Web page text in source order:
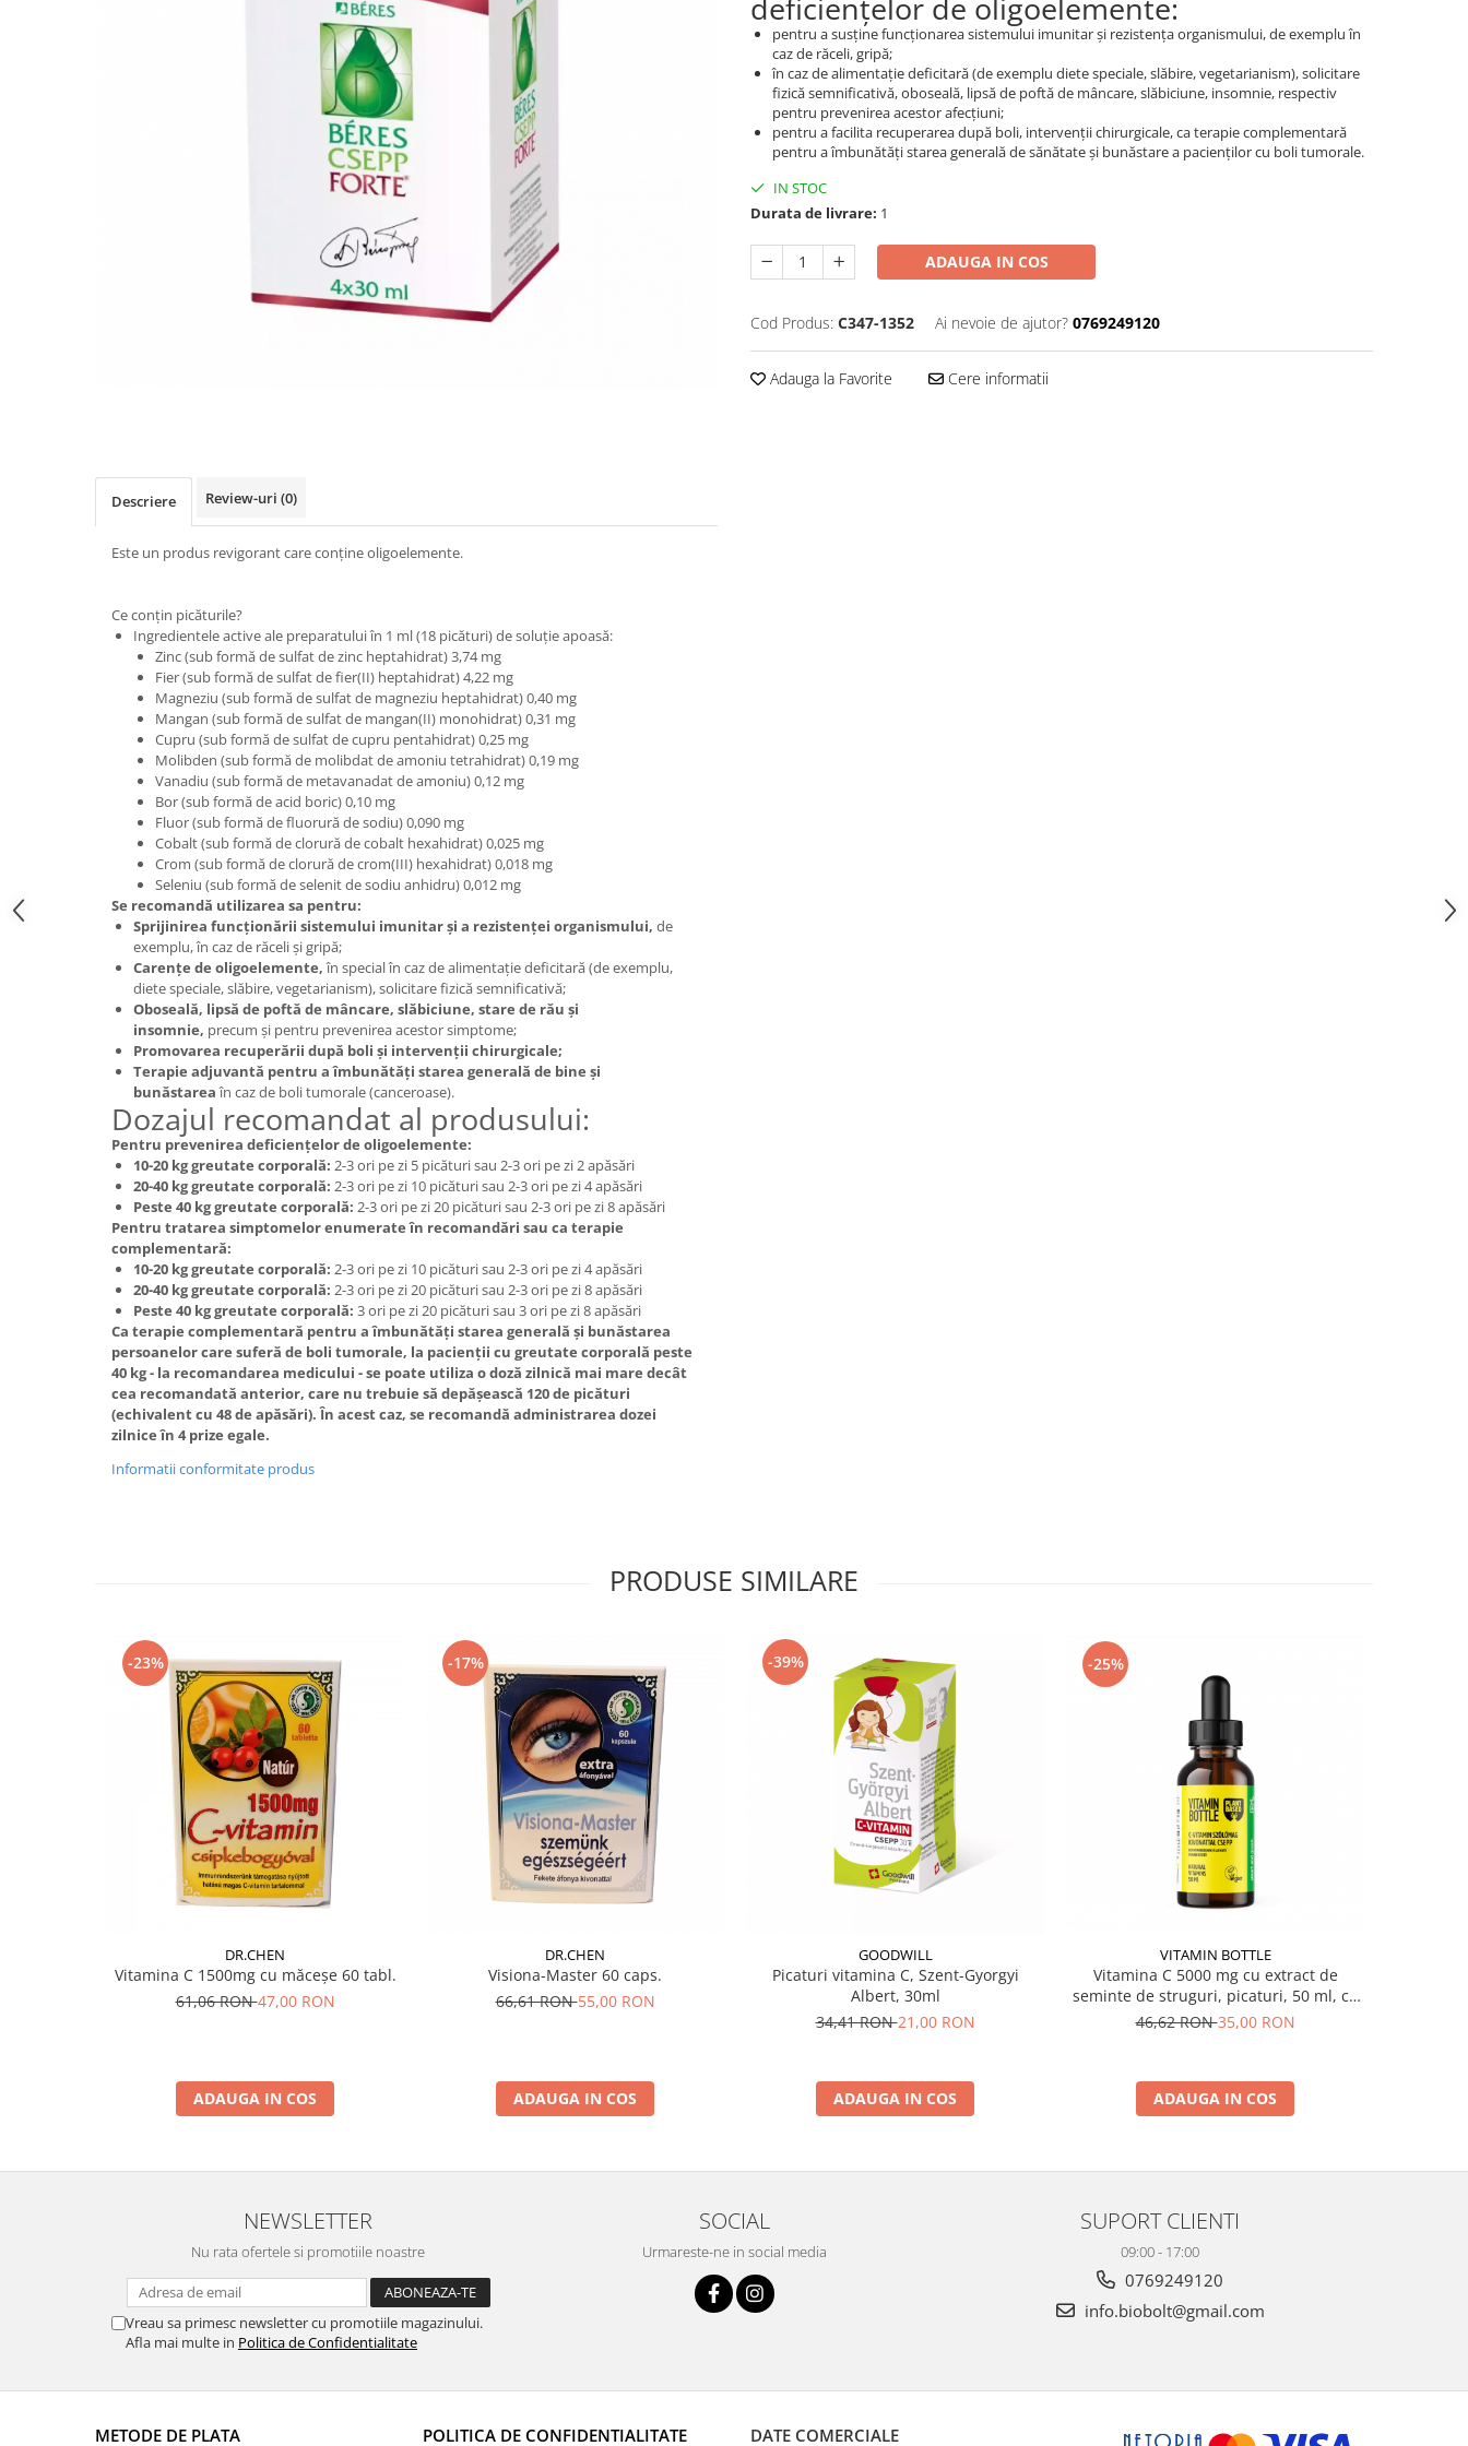
VITAMIN BOTTLE
deficiențelor de oligoelemente:
pentru a susține funcționarea sistemului imunitar și rezistența organismului, de exemplu în
caz de răceli, gripă;
în caz de alimentație deficitară (de exemplu diete speciale, slăbire, vegetarianism), solicitare
fizică semnificativă, oboseală, lipsă de poftă de mâncare, slăbiciune, insomnie, respectiv
pentru prevenirea acestor afecțiuni;
pentru a facilita recuperarea după boli, intervenții chirurgicale, ca terapie complementară
pentru a îmbunătăți starea generală de sănătate și bunăstare a pacienților cu boli tumorale.
IN STOC
Durata de livrare: 1
ADAUGA IN COS
Cod Produs: C347-1352 Ai nevoie de ajutor? 0769249120
Adauga la Favorite Cere informatii
Descriere Review-uri (0)
Este un produs revigorant care conține oligoelemente.
Ce conțin picăturile?
Ingredientele active ale preparatului în 1 ml (18 picături) de soluție apoasă:
Zinc (sub formă de sulfat de zinc heptahidrat) 3,74 mg
Fier (sub formă de sulfat de fier(II) heptahidrat) 4,22 mg
Magneziu (sub formă de sulfat de magneziu heptahidrat) 0,40 mg
Mangan (sub formă de sulfat de mangan(II) monohidrat) 0,31 mg
Cupru (sub formă de sulfat de cupru pentahidrat) 0,25 mg
Molibden (sub formă de molibdat de amoniu tetrahidrat) 0,19 mg
Vanadiu (sub formă de metavanadat de amoniu) 0,12 mg
Bor (sub formă de acid boric) 0,10 mg
Fluor (sub formă de fluorură de sodiu) 0,090 mg
Cobalt (sub formă de clorură de cobalt hexahidrat) 0,025 mg
Crom (sub formă de clorură de crom(III) hexahidrat) 0,018 mg
Seleniu (sub formă de selenit de sodiu anhidru) 0,012 mg
Se recomandă utilizarea sa pentru:
Sprijinirea funcționării sistemului imunitar și a rezistenței organismului, de
exemplu, în caz de răceli și gripă;
Carențe de oligoelemente,în special în caz de alimentație deficitară (de exemplu,
diete speciale, slăbire, vegetarianism), solicitare fizică semnificativă;
Oboseală, lipsă de poftă de mâncare, slăbiciune, stare de rău și
insomnie, precum și pentru prevenirea acestor simptome;
Promovarea recuperării după boli și intervenții chirurgicale;
Terapie adjuvantă pentru a îmbunătăți starea generală de bine și
bunăstareaîn caz de boli tumorale (canceroase).
Dozajul recomandat al produsului:
Pentru prevenirea deficiențelor de oligoelemente:
10-20 kg greutate corporală: 2-3 ori pe zi 5 picături sau 2-3 ori pe zi 2 apăsări
20-40 kg greutate corporală: 2-3 ori pe zi 10 picături sau 2-3 ori pe zi 4 apăsări
Peste 40 kg greutate corporală: 2-3 ori pe zi 20 picături sau 2-3 ori pe zi 8 apăsări
Pentru tratarea simptomelor enumerate în recomandări sau ca terapie
complementară:
10-20 kg greutate corporală: 2-3 ori pe zi 10 picături sau 2-3 ori pe zi 4 apăsări
20-40 kg greutate corporală: 2-3 ori pe zi 20 picături sau 2-3 ori pe zi 8 apăsări
Peste 40 kg greutate corporală: 3 ori pe zi 20 picături sau 3 ori pe zi 8 apăsări
Ca terapie complementară pentru a îmbunătăți starea generală și bunăstarea
persoanelor care suferă de boli tumorale, la pacienții cu greutate corporală peste
40 kg - la recomandarea medicului - se poate utiliza o doză zilnică mai mare decât
cea recomandată anterior, care nu trebuie să depășească 120 de picături
(echivalent cu 48 de apăsări). În acest caz, se recomandă administrarea dozei
zilnice în 4 prize egale.
Informatii conformitate produs
PRODUSE SIMILARE
-23%
DR.CHEN
Vitamina C 1500mg cu măceșe 60 tabl.
61,06 RON47,00 RON
ADAUGA IN COS
-17%
DR.CHEN
Visiona-Master 60 caps.
66,61 RON55,00 RON
ADAUGA IN COS
-39%
GOODWILL
Picaturi vitamina C, Szent-Gyorgyi
Albert, 30ml
34,41 RON21,00 RON
ADAUGA IN COS
-25%
VITAMIN BOTTLE
Vitamina C 5000 mg cu extract de
seminte de struguri, picaturi, 50 ml, cu
pipeta
46,62 RON35,00 RON
ADAUGA IN COS
NEWSLETTER
Nu rata ofertele si promotiile noastre
Vreau sa primesc newsletter cu promotiile magazinului.
Afla mai multe in Politica de Confidentialitate
SOCIAL
Urmareste-ne in social media
SUPORT CLIENTI
09:00 - 17:00
0769249120
info.biobolt@gmail.com
METODE DE PLATA POLITICA DE CONFIDENTIALITATE DATE COMERCIALE